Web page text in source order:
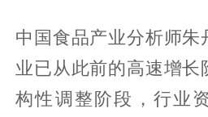
中国食品产业分析师朱
业已从此前的高速增长
构性调整阶段，行业